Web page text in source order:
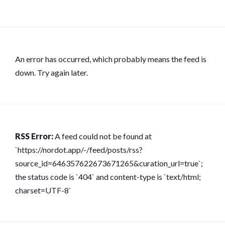
An error has occurred, which probably means the feed is
down. Try again later.
RSS Error:A feed could not be found at
`https://nordot.app/-/feed/posts/rss?
source_id=646357622673671265&curation_url=true`;
the status code is `404` and content-type is `text/html;
charset=UTF-8`